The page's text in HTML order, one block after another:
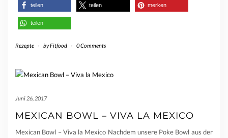
teilen teilen merken
teilen
Rezepte - byFitfood - 0 Comments
Juni 26, 2017
MEXICAN BOWL – VIVA LA MEXICO
Mexican Bowl – Viva la Mexico Nachdem unsere Poke Bowl aus der